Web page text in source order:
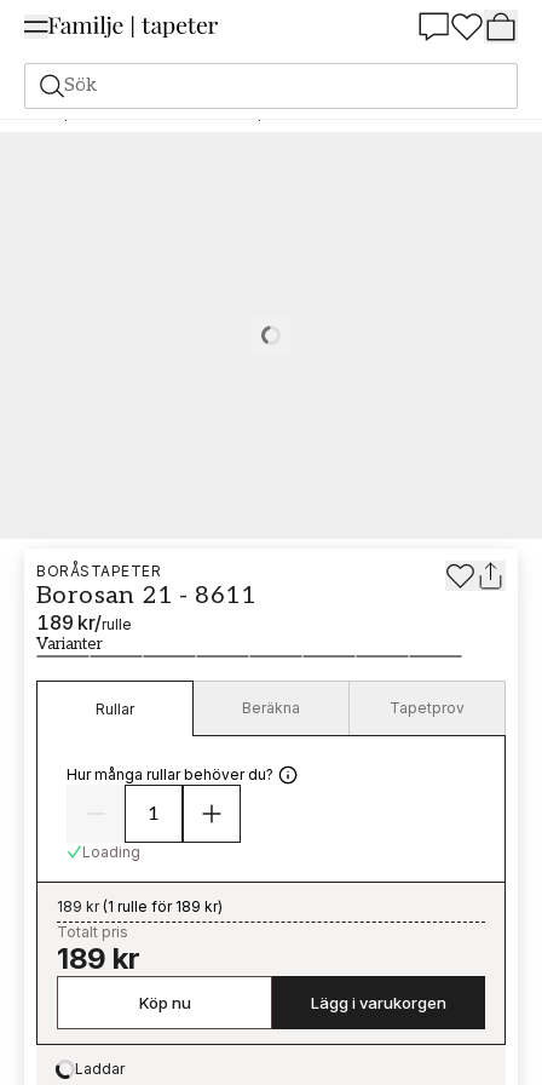
Sök
Tapeter Varumärken Boråstapeter Borosan 21 Borosan 21 - 8611
BORÅSTAPETER
Borosan 21 - 8611
189 kr/rulle
Varianter
Rullar Beräkna Tapetprov
Hur många rullar behöver du?
Loading
189 kr(1 rulle för 189 kr)
Totalt pris
189 kr
Köp nu Lägg i varukorgen
Laddar